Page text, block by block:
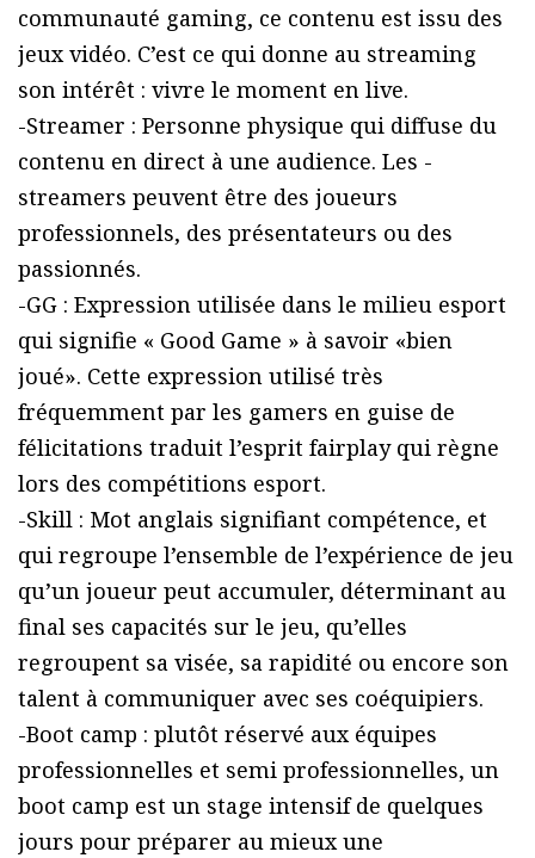
communauté gaming, ce contenu est issu des
jeux vidéo. C’est ce qui donne au streaming
son intérêt : vivre le moment en live.
-Streamer : Personne physique qui diffuse du
contenu en direct à une audience. Les -
streamers peuvent être des joueurs
professionnels, des présentateurs ou des
passionnés.
-GG : Expression utilisée dans le milieu esport
qui signifie « Good Game » à savoir «bien
joué». Cette expression utilisé très
fréquemment par les gamers en guise de
félicitations traduit l’esprit fairplay qui règne
lors des compétitions esport.
-Skill : Mot anglais signifiant compétence, et
qui regroupe l’ensemble de l’expérience de jeu
qu’un joueur peut accumuler, déterminant au
final ses capacités sur le jeu, qu’elles
regroupent sa visée, sa rapidité ou encore son
talent à communiquer avec ses coéquipiers.
-Boot camp : plutôt réservé aux équipes
professionnelles et semi professionnelles, un
boot camp est un stage intensif de quelques
jours pour préparer au mieux une